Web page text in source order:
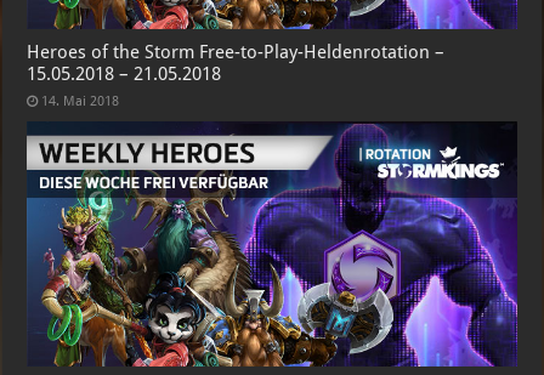
Heroes of the Storm Free-to-Play-Heldenrotation –
15.05.2018 – 21.05.2018
14. Mai 2018